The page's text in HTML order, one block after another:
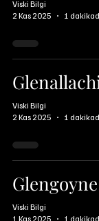
Viski Bilgi
2 Kas 2025
1
Viski Bilgi
2 Kas 2025
1
Glengoyne
Viski Bilgi
1 Kas 2025
1